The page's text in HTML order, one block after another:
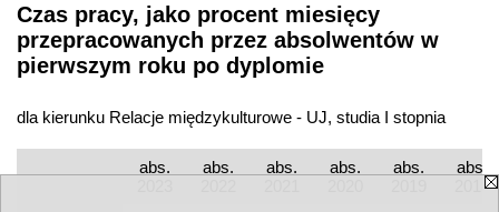
Czas pracy, jako procent miesięcy
przepracowanych przez absolwentów w
pierwszym roku po dyplomie
dla kierunku Relacje międzykulturowe - UJ, studia I stopnia
abs.
abs.
abs.
abs.
abs.
abs.
2018